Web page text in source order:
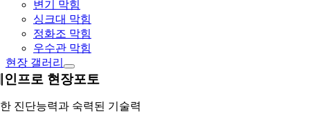
변기 막힘
싱크대 막힘
정화조 막힘
우수관 막힘
현장 갤러리
인프로 현장포토
진단능력과 숙력된 기술력